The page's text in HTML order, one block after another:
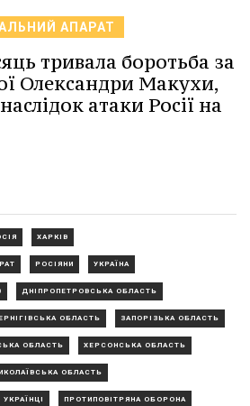
АПАРАТ
тривала боротьба за
Олександри Макухи,
атаки Росії на
ХАРКІВ
РОСІЯНИ УКРАЇНА
ДНІПРОПЕТРОВСЬКА ОБЛАСТЬ
ОБЛАСТЬ ЗАПОРІЗЬКА ОБЛАСТЬ
ОБЛАСТЬ ХЕРСОНСЬКА ОБЛАСТЬ
ОБЛАСТЬ
УКРАЇНЦІ ПРОТИПОВІТРЯНА ОБОРОНА